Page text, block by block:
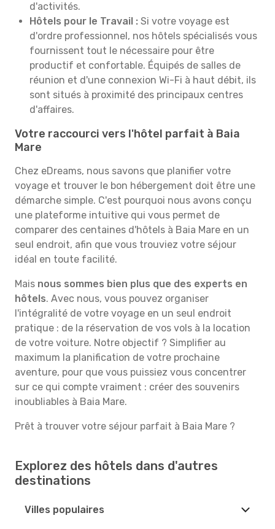
d'activités.
Hôtels pour le Travail : Si votre voyage est
d'ordre professionnel, nos hôtels spécialisés vous
fournissent tout le nécessaire pour être
productif et confortable. Équipés de salles de
réunion et d'une connexion Wi-Fi à haut débit, ils
sont situés à proximité des principaux centres
d'affaires.
Votre raccourci vers l'hôtel parfait à Baia
Mare
Chez eDreams, nous savons que planifier votre
voyage et trouver le bon hébergement doit être une
démarche simple. C'est pourquoi nous avons conçu
une plateforme intuitive qui vous permet de
comparer des centaines d'hôtels à Baia Mare en un
seul endroit, afin que vous trouviez votre séjour
idéal en toute facilité.
Mais nous sommes bien plus que des experts en
hôtels. Avec nous, vous pouvez organiser
l'intégralité de votre voyage en un seul endroit
pratique : de la réservation de vos vols à la location
de votre voiture. Notre objectif ? Simplifier au
maximum la planification de votre prochaine
aventure, pour que vous puissiez vous concentrer
sur ce qui compte vraiment : créer des souvenirs
inoubliables à Baia Mare.
Prêt à trouver votre séjour parfait à Baia Mare ?
Explorez des hôtels dans d'autres
destinations
Villes populaires